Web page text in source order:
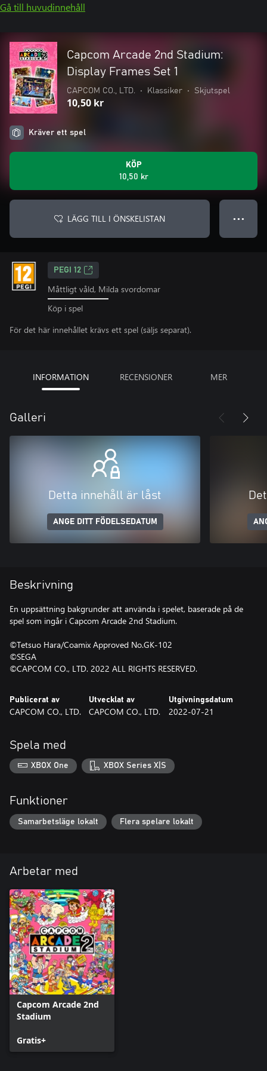
Gå till huvudinnehåll
Capcom Arcade 2nd Stadium:
Display Frames Set 1
CAPCOM CO., LTD. • Klassiker • Skjutspel
10,50 kr
Kräver ett spel
KÖP
10,50 kr
LÄGG TILL I ÖNSKELISTAN ● ● ●
PEGI 12
Måttligt våld, Milda svordomar
Köp i spel
För det här innehållet krävs ett spel (säljs separat).
INFORMATION RECENSIONER MER
Galleri
Detta innehåll är låst
ANGE DITT FÖDELSEDATUM
Beskrivning
En uppsättning bakgrunder att använda i spelet, baserade på de
spel som ingår i Capcom Arcade 2nd Stadium.
©Tetsuo Hara/Coamix Approved No.GK-102
©SEGA
©CAPCOM CO., LTD. 2022 ALL RIGHTS RESERVED.
Publicerat av
CAPCOM CO., LTD.
Utvecklat av
CAPCOM CO., LTD.
Utgivningsdatum
2022-07-21
Spela med
XBOX One XBOX Series X|S
Funktioner
Samarbetsläge lokalt Flera spelare lokalt
Arbetar med
Capcom Arcade 2nd
Stadium
Gratis+